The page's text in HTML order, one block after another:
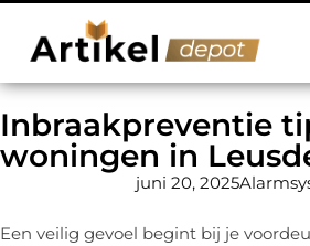
Inbraakpreventie
woningen in
juni 20, 2025
Een veilig gevoel begint bij je